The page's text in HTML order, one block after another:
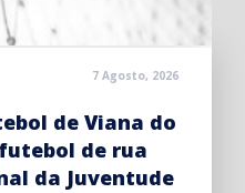
7 Agosto, 2026
de Viana do
de rua
da Juventude